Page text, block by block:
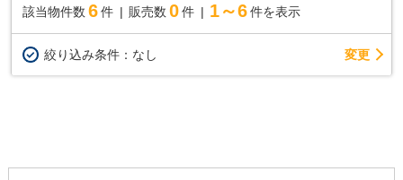
該当物件数 6件 販売数 0 件 1～6 件を表示
絞り込み条件： なし 変更